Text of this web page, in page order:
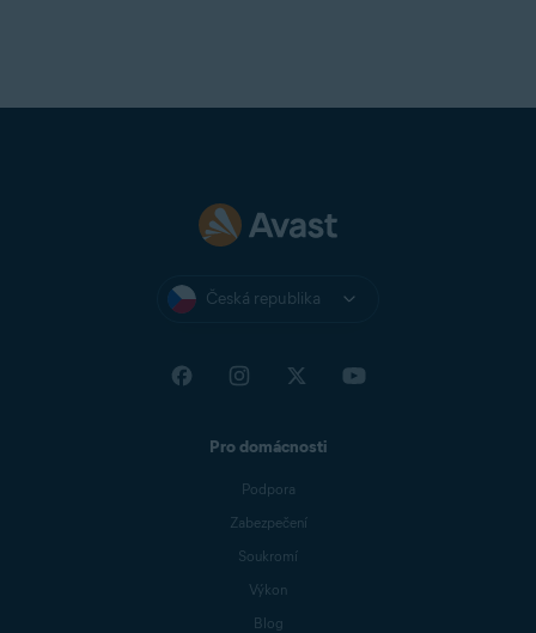
Česká republika
Pro domácnosti
Podpora
Zabezpečení
Soukromí
Výkon
Blog